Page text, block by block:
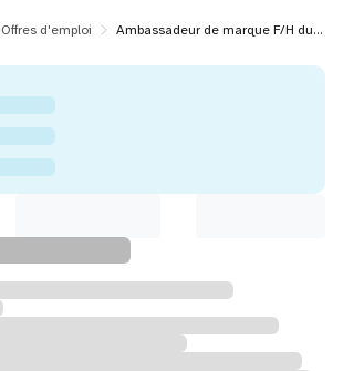
Offres d'emploi Ambassadeur de marque F/H du 13 au 14/03 à Brest (29)